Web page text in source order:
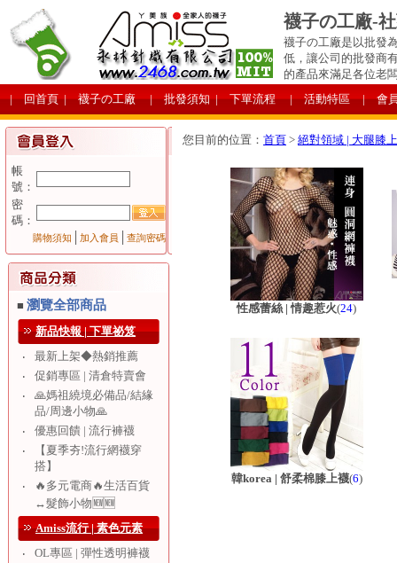
襪子の工廠-
襪子の工廠是以批發
低，讓公司的批發商
的產品來滿足各位老
| 回首頁 | 襪子の工廠 | 批發須知 | 下單流程 | 活動特區 | 會
帳
號：
密
碼：
購物須知 加入會員 查詢密碼
■ 瀏覽全部商品
新品快報 | 下單祕笈
‧
最新上架◆熱銷推薦
‧
促銷專區 | 清倉特賣會
‧
🙏媽祖繞境必備品/結緣
品/周邊小物🙏
‧
優惠回饋 | 流行褲襪
‧
【夏季夯!流行網襪穿
搭】
‧
🔥多元電商🔥生活百貨
↔️髮飾小物🆕🆕
Amiss流行 | 素色元素
‧
OL專區 | 彈性透明褲襪
您目前的位置： 首頁 > 絕對領域 | 大腿膝
性感蕾絲 | 情趣惹火(24)
韓korea | 舒柔棉膝上襪(6)